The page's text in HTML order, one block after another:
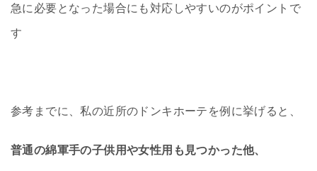
急に必要となった場合にも対応しやすいのがポイントで
す
参考までに、私の近所のドンキホーテを例に挙げると、
普通の綿軍手の子供用や女性用も見つかった他、